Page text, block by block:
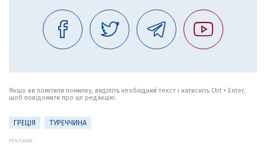
Якщо ви помітили помилку, виділіть необхідний текст і натисніть Ctrl + Enter,
щоб повідомити про це редакцію.
ГРЕЦІЯ ТУРЕЧЧИНА
РЕКЛАМА: